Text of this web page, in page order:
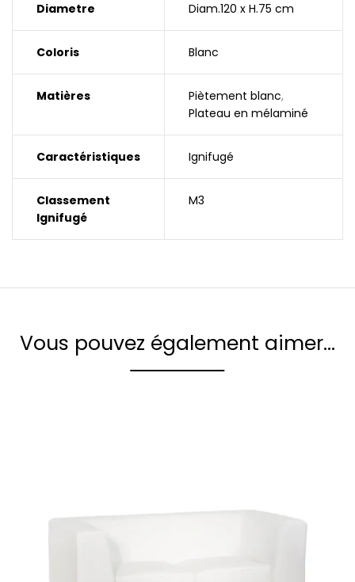
Diametre Diam.120 x H.75 cm
Coloris Blanc
Matières Piètement blanc,
Plateau en mélaminé
Caractéristiques Ignifugé
Classement
Ignifugé
M3
Vous pouvez également aimer…